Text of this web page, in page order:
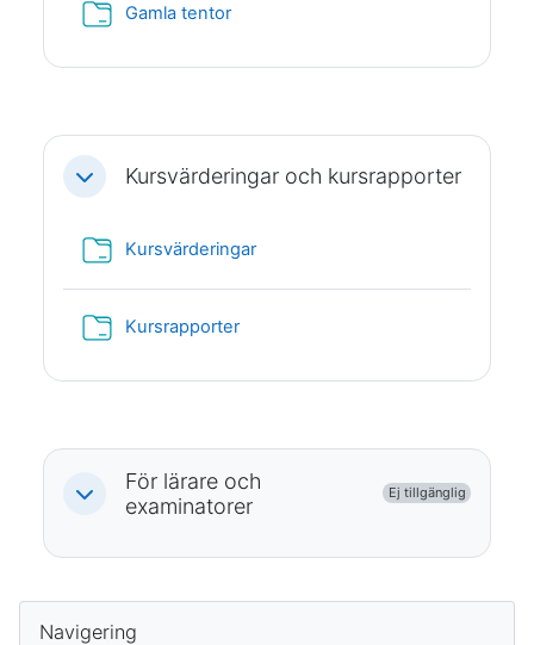
Gamla tentorMapp
Fäll ihopKursvärderingar och kursrapporter
KursvärderingarMapp
KursrapporterMapp
Fäll ihop
För lärare och
examinatorer
Ej tillgänglig
Block
Navigering